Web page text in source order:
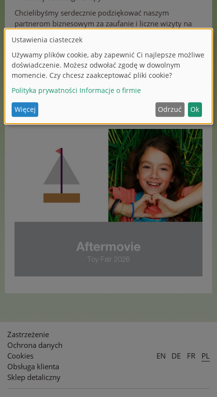
Chcielibyśmy serdecznie podziękować naszym
partnerom biznesowym za zaufanie i liczne wizyty na
Aby zachować wspaniałe wspomnienia z
Międzynarodowych Targów Zabawek 2026 i rozpocząć
nowy rok z dużą dawką inspiracji, stworzyliśmy film
podsumowujący targi.
Aby uzyskać więcej wrażeń, śledź nasze kanały w
mediach społecznościowych:
LinkedIn
Zastrzeżenie
Ochrona danych
Cookies
Obsługa klienta
Sklep detaliczny
EN DE FR PL